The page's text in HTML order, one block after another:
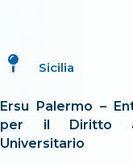
Sicilia

Ersu Palermo –
per il Diritto
Universitario